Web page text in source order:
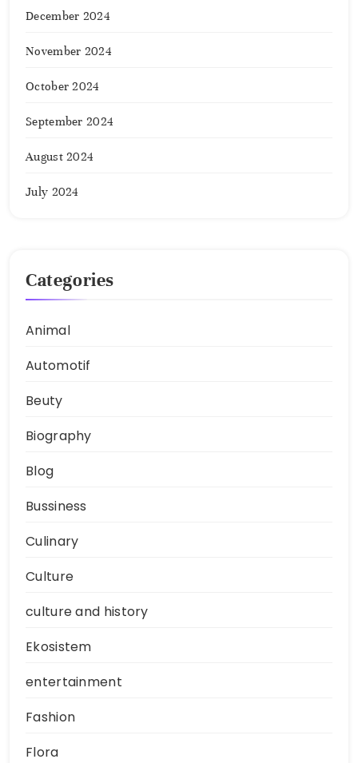
December 2024
November 2024
October 2024
September 2024
August 2024
July 2024
Categories
Animal
Automotif
Beuty
Biography
Blog
Bussiness
Culinary
Culture
culture and history
Ekosistem
entertainment
Fashion
Flora